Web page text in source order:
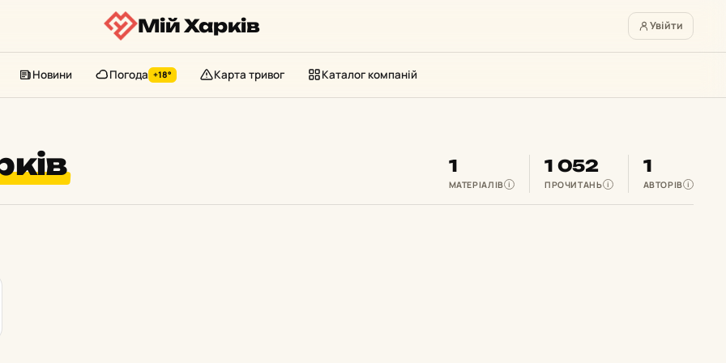
Мій Харків Увійти
Новини Погода +18° Карта тривог Каталог компаній
1
МАТЕРІАЛІВ i
1 052
ПРОЧИТАНЬ i
1
АВТОРІВ i